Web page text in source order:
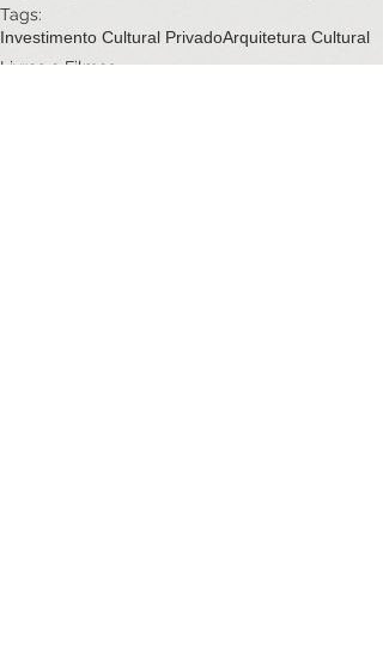
Tags:
Investimento Cultural PrivadoArquitetura Cultural
Livros e Filmes